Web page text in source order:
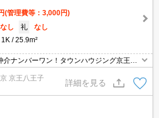
(管理費等：3,000円)
なし 礼
なし
1K 25.9m²
介ナンバーワン！タウンハウジング京王八
京王八王子
詳細を見る